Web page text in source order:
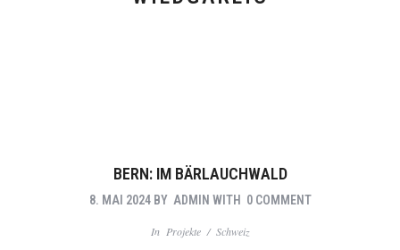
BERN: IM BÄRLAUCHWALD
8. MAI 2024 BY ADMIN WITH 0 COMMENT
In Projekte/ Schweiz